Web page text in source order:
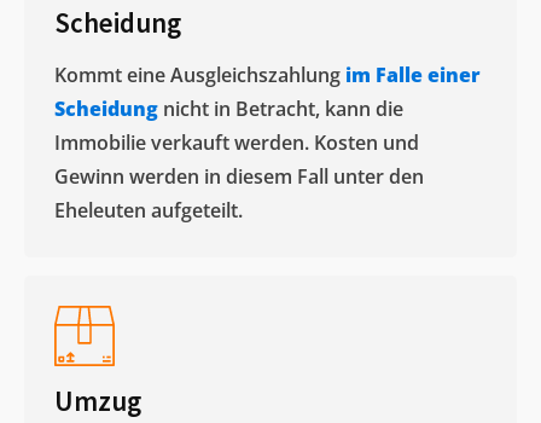
Scheidung
Kommt eine Ausgleichszahlung im Falle einer
Scheidung nicht in Betracht, kann die
Immobilie verkauft werden. Kosten und
Gewinn werden in diesem Fall unter den
Eheleuten aufgeteilt.​
Umzug